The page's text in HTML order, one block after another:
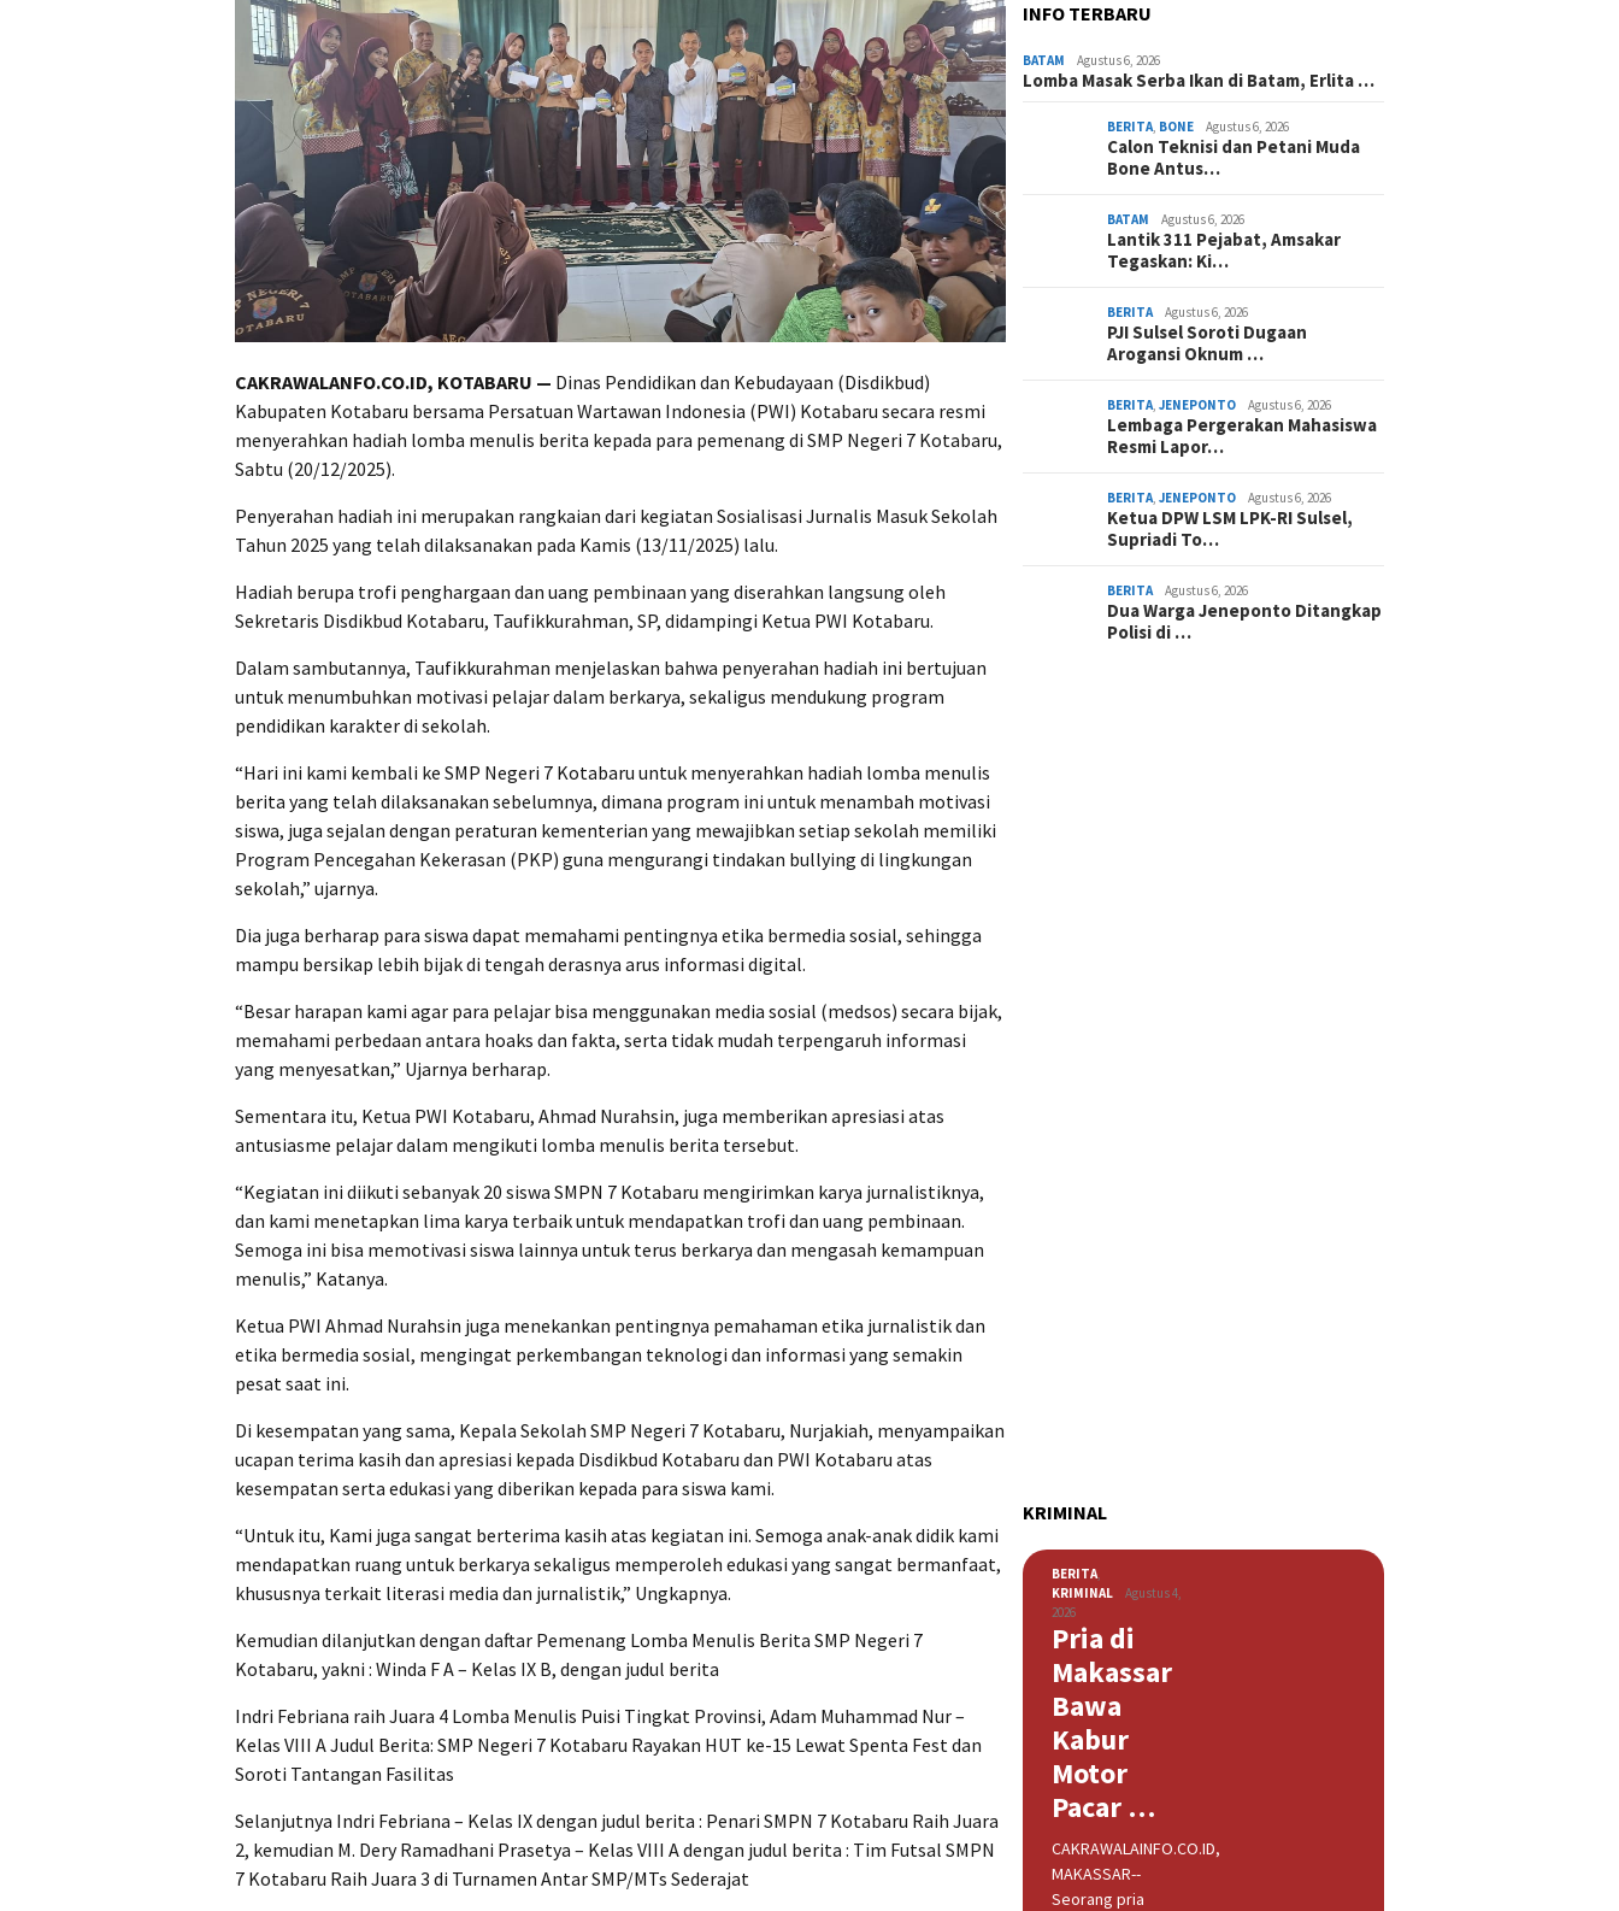
CAKRAWALANFO.CO.ID, KOTABARU — Dinas Pendidikan dan Kebudayaan (Disdikbud)
Kabupaten Kotabaru bersama Persatuan Wartawan Indonesia (PWI) Kotabaru secara resmi
menyerahkan hadiah lomba menulis berita kepada para pemenang di SMP Negeri 7 Kotabaru,
Sabtu (20/12/2025).
Penyerahan hadiah ini merupakan rangkaian dari kegiatan Sosialisasi Jurnalis Masuk Sekolah
Tahun 2025 yang telah dilaksanakan pada Kamis (13/11/2025) lalu.
Hadiah berupa trofi penghargaan dan uang pembinaan yang diserahkan langsung oleh
Sekretaris Disdikbud Kotabaru, Taufikkurahman, SP, didampingi Ketua PWI Kotabaru.
Dalam sambutannya, Taufikkurahman menjelaskan bahwa penyerahan hadiah ini bertujuan
untuk menumbuhkan motivasi pelajar dalam berkarya, sekaligus mendukung program
pendidikan karakter di sekolah.
“Hari ini kami kembali ke SMP Negeri 7 Kotabaru untuk menyerahkan hadiah lomba menulis
berita yang telah dilaksanakan sebelumnya, dimana program ini untuk menambah motivasi
siswa, juga sejalan dengan peraturan kementerian yang mewajibkan setiap sekolah memiliki
Program Pencegahan Kekerasan (PKP) guna mengurangi tindakan bullying di lingkungan
sekolah,” ujarnya.
Dia juga berharap para siswa dapat memahami pentingnya etika bermedia sosial, sehingga
mampu bersikap lebih bijak di tengah derasnya arus informasi digital.
“Besar harapan kami agar para pelajar bisa menggunakan media sosial (medsos) secara bijak,
memahami perbedaan antara hoaks dan fakta, serta tidak mudah terpengaruh informasi
yang menyesatkan,” Ujarnya berharap.
Sementara itu, Ketua PWI Kotabaru, Ahmad Nurahsin, juga memberikan apresiasi atas
antusiasme pelajar dalam mengikuti lomba menulis berita tersebut.
“Kegiatan ini diikuti sebanyak 20 siswa SMPN 7 Kotabaru mengirimkan karya jurnalistiknya,
dan kami menetapkan lima karya terbaik untuk mendapatkan trofi dan uang pembinaan.
Semoga ini bisa memotivasi siswa lainnya untuk terus berkarya dan mengasah kemampuan
menulis,” Katanya.
Ketua PWI Ahmad Nurahsin juga menekankan pentingnya pemahaman etika jurnalistik dan
etika bermedia sosial, mengingat perkembangan teknologi dan informasi yang semakin
pesat saat ini.
Di kesempatan yang sama, Kepala Sekolah SMP Negeri 7 Kotabaru, Nurjakiah, menyampaikan
ucapan terima kasih dan apresiasi kepada Disdikbud Kotabaru dan PWI Kotabaru atas
kesempatan serta edukasi yang diberikan kepada para siswa kami.
“Untuk itu, Kami juga sangat berterima kasih atas kegiatan ini. Semoga anak-anak didik kami
mendapatkan ruang untuk berkarya sekaligus memperoleh edukasi yang sangat bermanfaat,
khususnya terkait literasi media dan jurnalistik,” Ungkapnya.
Kemudian dilanjutkan dengan daftar Pemenang Lomba Menulis Berita SMP Negeri 7
Kotabaru, yakni : Winda F A – Kelas IX B, dengan judul berita
Indri Febriana raih Juara 4 Lomba Menulis Puisi Tingkat Provinsi, Adam Muhammad Nur –
Kelas VIII A Judul Berita: SMP Negeri 7 Kotabaru Rayakan HUT ke-15 Lewat Spenta Fest dan
Soroti Tantangan Fasilitas
Selanjutnya Indri Febriana – Kelas IX dengan judul berita : Penari SMPN 7 Kotabaru Raih Juara
2, kemudian M. Dery Ramadhani Prasetya – Kelas VIII A dengan judul berita : Tim Futsal SMPN
7 Kotabaru Raih Juara 3 di Turnamen Antar SMP/MTs Sederajat
INFO TERBARU
BATAM Agustus 6, 2026
Lomba Masak Serba Ikan di Batam, Erlita …
BERITA, BONE Agustus 6, 2026
Calon Teknisi dan Petani Muda
Bone Antus…
BATAM Agustus 6, 2026
Lantik 311 Pejabat, Amsakar
Tegaskan: Ki…
BERITA Agustus 6, 2026
PJI Sulsel Soroti Dugaan
Arogansi Oknum …
BERITA,JENEPONTO Agustus 6, 2026
Lembaga Pergerakan Mahasiswa
Resmi Lapor…
BERITA,JENEPONTO Agustus 6, 2026
Ketua DPW LSM LPK-RI Sulsel,
Supriadi To…
BERITA Agustus 6, 2026
Dua Warga Jeneponto Ditangkap
Polisi di …
KRIMINAL
BERITA,
KRIMINAL
Agustus 4,
2026
Pria di
Makassar
Bawa
Kabur
Motor
Pacar …
CAKRAWALAINFO.CO.ID,
MAKASSAR--
Seorang pria